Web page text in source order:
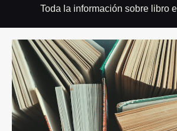
Toda la información sobre libro